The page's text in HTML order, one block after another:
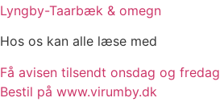
Lyngby-Taarbæk & omegn
Hos os kan alle læse med
Få avisen tilsendt onsdag og fredag
Bestil på www.virumby.dk